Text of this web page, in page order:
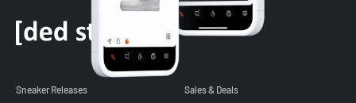
Sneaker Releases Sales & Deals